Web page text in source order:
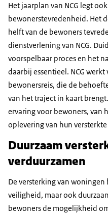
Het jaarplan van NCG legt
bewonerstevredenheid. Het
helft van de bewoners
dienstverlening van NCG.
voorspelbaar proces en het
daarbij essentieel. NCG
bewonersreis, die de
van het traject in kaart
ervaring voor bewoners, van
oplevering van hun
Duurzaam
verduurzamen
De versterking van
veiligheid, maar ook
bewoners de mogelijkheid